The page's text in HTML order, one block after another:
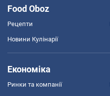
Food Oboz
Рецепти
Новини Кулінарії
Економіка
Ринки та компанії